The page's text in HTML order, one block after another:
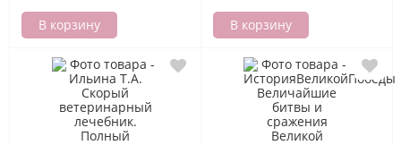
В корзину В корзину